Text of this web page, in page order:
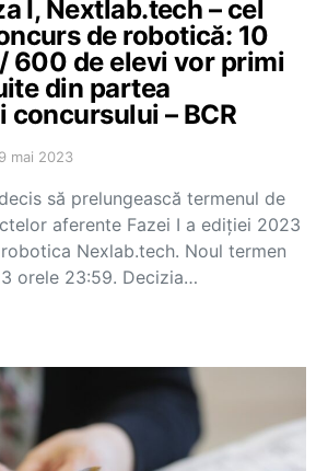
I, Nextlab.tech – cel
de robotică: 10
600 de elevi vor primi
din partea
concursului – BCR
mai 2023
să prelungească termenul de
aferente Fazei I a ediției 2023
Nexlab.tech. Noul termen
orele 23:59. Decizia…